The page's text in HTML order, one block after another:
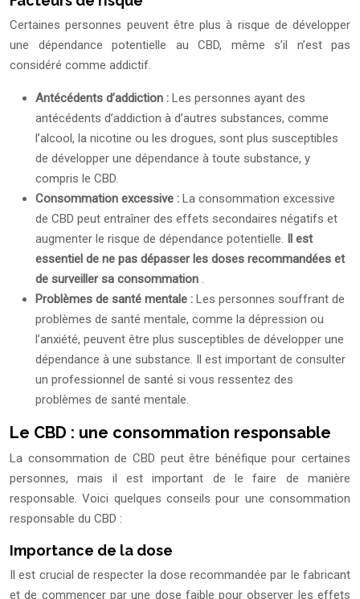
Certaines personnes peuvent être plus à risque de développer
une dépendance potentielle au CBD, même s’il n’est pas
considéré comme addictif.
Antécédents d’addiction : Les personnes ayant des
antécédents d’addiction à d’autres substances, comme
l’alcool, la nicotine ou les drogues, sont plus susceptibles
de développer une dépendance à toute substance, y
compris le CBD.
Consommation excessive : La consommation excessive
de CBD peut entraîner des effets secondaires négatifs et
augmenter le risque de dépendance potentielle. Il est
essentiel de ne pas dépasser les doses recommandées et
de surveiller sa consommation .
Problèmes de santé mentale : Les personnes souffrant de
problèmes de santé mentale, comme la dépression ou
l’anxiété, peuvent être plus susceptibles de développer une
dépendance à une substance. Il est important de consulter
un professionnel de santé si vous ressentez des
problèmes de santé mentale.
Le CBD : une consommation responsable
La consommation de CBD peut être bénéfique pour certaines
personnes, mais il est important de le faire de manière
responsable. Voici quelques conseils pour une consommation
responsable du CBD :
Importance de la dose
Il est crucial de respecter la dose recommandée par le fabricant
et de commencer par une dose faible pour observer les effets